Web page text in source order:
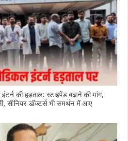
की हड़ताल: स्टाइपेंड बढ़ाने की मांग,
सीनियर डॉक्टर्स भी समर्थन में आए